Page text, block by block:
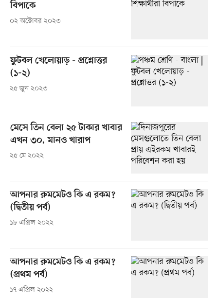
বিপাকে
০২ অক্টোবর ২০২৩
ফুটবল খেলোয়াড় - প্রশ্নোত্তর
(১-২)
২৫ জুন ২০২৩
মেসে তিন বেলা ২৫ টাকার খাবার
এখন ৩০, মানও খারাপ
২৫ মে ২০২২
আপনার রুমমেটও কি এ রকম?
(দ্বিতীয় পর্ব)
১৮ এপ্রিল ২০২২
আপনার রুমমেটও কি এ রকম?
(প্রথম পর্ব)
১৭ এপ্রিল ২০২২